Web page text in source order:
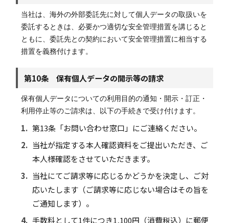
当社は、海外の外部委託先に対して個人データの取扱いを
委託するときは、必要かつ適切な安全管理措置を講じると
ともに、委託先との契約において安全管理措置に相当する
措置を義務付けます。
第10条 保有個人データの開示等の請求
保有個人データについての利用目的の通知・開示・訂正・
利用停止等のご請求は、以下の手続きで受け付けます。
1. 第13条「お問い合わせ窓口」にご連絡ください。
2. 当社が指定する本人確認資料をご提出いただき、ご
本人様確認をさせていただきます。
3. 当社にてご請求等に応じるかどうかを決定し、ご対
応いたします（ご請求等に応じない場合はその旨を
ご通知します）。
4. 手数料として1件につき1,100円（消費税込）に郵便